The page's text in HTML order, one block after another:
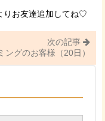
りお友達追加してね♡
次の記事
ングのお客様（20日）